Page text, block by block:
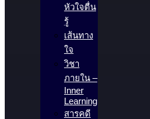
หัวใจตื่น
รู้
เส้นทาง
ใจ
วิชา
ภายใน –
Inner
Learning
สารคดี